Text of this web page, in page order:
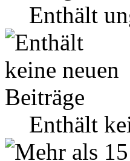
Enthält
Enthält